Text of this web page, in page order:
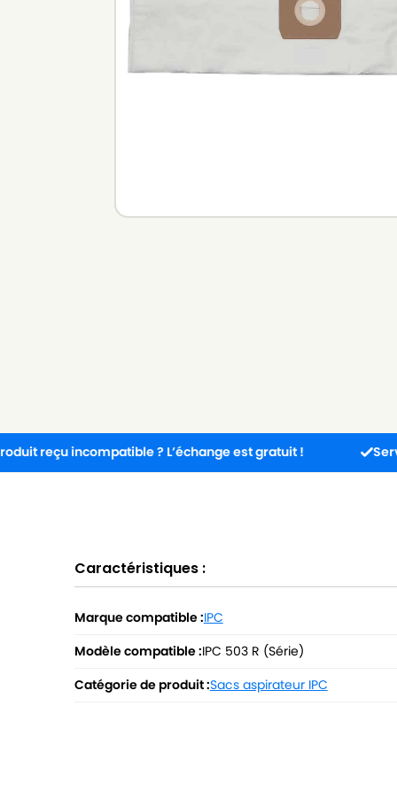
incompatible ? L’échange est gratuit ! Service
Caractéristiques :
Marque compatible :IPC
Modèle compatible :IPC 503 R (Série)
Catégorie de produit :Sacs aspirateur IPC